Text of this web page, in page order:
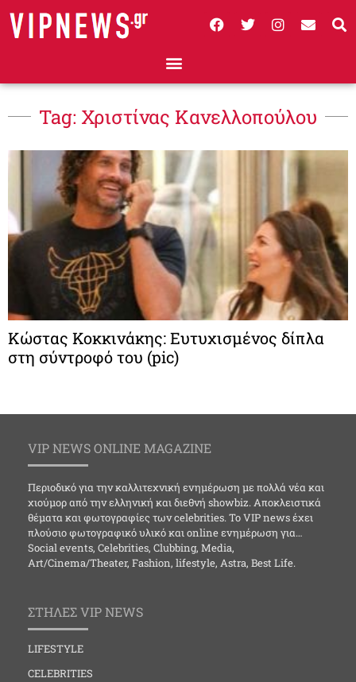
Tag: Χριστίνας Κανελλοπούλου
Κώστας Κοκκινάκης: Ευτυχισμένος δίπλα
στη σύντροφό του (pic)
VIP NEWS ONLINE MAGAZINE
Περιοδικό για την καλλιτεχνική ενημέρωση με πολλά νέα και
χιούμορ από την ελληνική και διεθνή showbiz. Αποκλειστικά
θέματα και φωτογραφίες των celebrities. Το VIP news έχει
πλούσιο φωτογραφικό υλικό και online ενημέρωση για…
Social events, Celebrities, Clubbing, Media,
Art/Cinema/Theater, Fashion, lifestyle, Astra, Best Life.
ΣΤΗΛΕΣ VIP NEWS
LIFESTYLE
CELEBRITIES